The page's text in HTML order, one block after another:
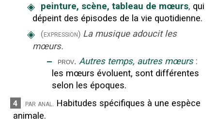
◈ peinture, scène, tableau de mœurs, qui
dépeint des épisodes de la vie quotidienne.
◈ (expression) La musique adoucit les
mœurs.
‒ prov. Autres temps, autres mœurs :
les mœurs évoluent, sont différentes
selon les époques.
4 par anal.
Habitudes spécifiques à une espèce
animale.